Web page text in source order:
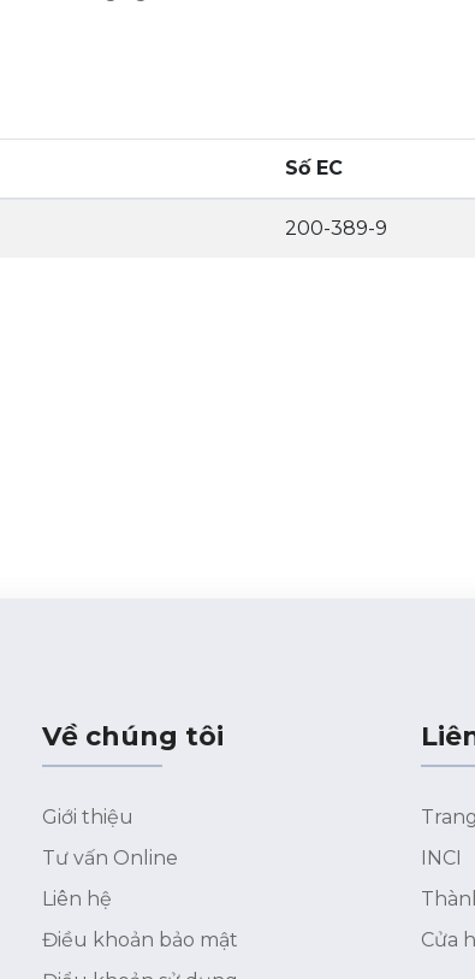
Số EC
200-389-9
Về chúng tôi
Giới thiệu
Tư vấn Online
Liên hệ
Điều khoản bảo mật
INCI
Cửa